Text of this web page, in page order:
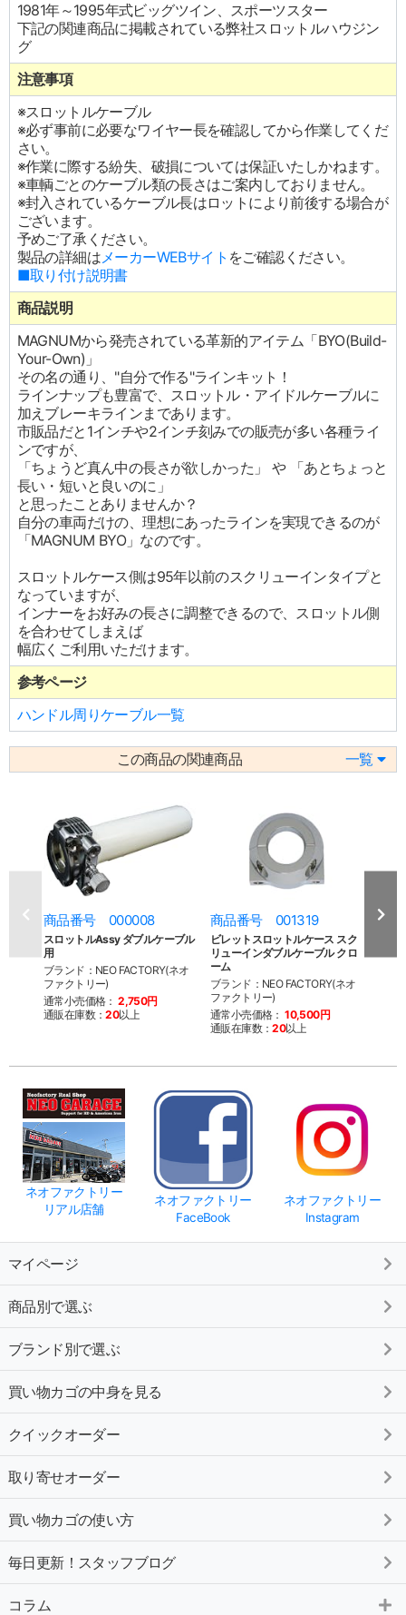
1981年～1995年式ビッグツイン、スポーツスター
下記の関連商品に掲載されている弊社スロットルハウジン
グ
注意事項
※スロットルケーブル
※必ず事前に必要なワイヤー長を確認してから作業してくだ
さい。
※作業に際する紛失、破損については保証いたしかねます。
※車輌ごとのケーブル類の長さはご案内しておりません。
※封入されているケーブル長はロットにより前後する場合が
ございます。
予めご了承ください。
製品の詳細はメーカーWEBサイト をご確認ください。
■取り付け説明書
商品説明
MAGNUMから発売されている革新的アイテム「BYO(Build-
Your-Own)」
その名の通り、"自分で作る"ラインキット！
ラインナップも豊富で、スロットル・アイドルケーブルに
加えブレーキラインまであります。
市販品だと1インチや2インチ刻みでの販売が多い各種ライ
ンですが、
「ちょうど真ん中の長さが欲しかった」 や 「あとちょっと
長い・短いと良いのに」
と思ったことありませんか？
自分の車両だけの、理想にあったラインを実現できるのが
「MAGNUM BYO」なのです。
スロットルケース側は95年以前のスクリューインタイプと
なっていますが、
インナーをお好みの長さに調整できるので、スロットル側
を合わせてしまえば
幅広くご利用いただけます。
参考ページ
ハンドル周りケーブル一覧
この商品の関連商品 一覧
商品番号 000008
スロットルAssy ダブルケーブル
用
ブランド：NEO FACTORY(ネオ
ファクトリー)
通常小売価格： 2,750円
通販在庫数：20以上
商品番号 001319
ビレットスロットルケース スク
リューインダブルケーブル クロ
ーム
ブランド：NEO FACTORY(ネオ
ファクトリー)
通常小売価格： 10,500円
通販在庫数：20以上
商
ネオファクトリー
リアル店舗
ネオファクトリー
FaceBook
ネオファクトリー
Instagram
マイページ
商品別で選ぶ
ブランド別で選ぶ
買い物カゴの中身を見る
クイックオーダー
取り寄せオーダー
買い物カゴの使い方
毎日更新！スタッフブログ
コラム